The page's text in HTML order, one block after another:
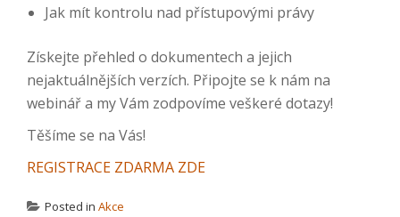
Jak mít kontrolu nad přístupovými právy
Získejte přehled o dokumentech a jejich
nejaktuálnějších verzích. Připojte se k nám na
webinář a my Vám zodpovíme veškeré dotazy!
Těšíme se na Vás!
REGISTRACE ZDARMA ZDE
Posted in Akce